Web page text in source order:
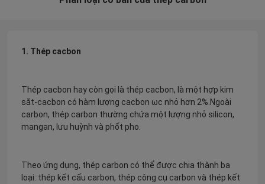
1. Thép cacbon
Thép cacbon hay còn gọi là thép cacbon, là một hợp kim
sắt-cacbon có hàm lượng cacbon ωc nhỏ hơn 2%.Ngoài
carbon, thép carbon thường chứa một lượng nhỏ silicon,
mangan, lưu huỳnh và phốt pho.
Theo ứng dụng, thép carbon có thể được chia thành ba
loại: thép kết cấu carbon, thép công cụ carbon và thép kết